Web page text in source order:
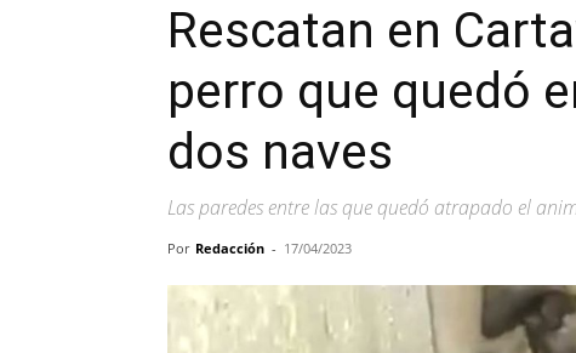
Rescatan en
perro que quedó
dos naves
Las paredes entre las que quedó atrapado el
Por Redacción - 17/04/2023